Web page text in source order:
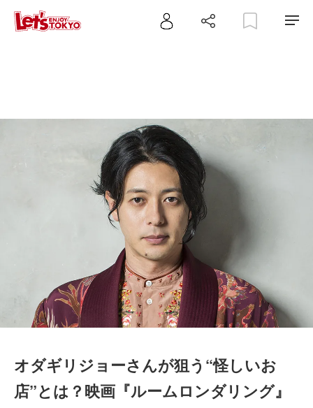
オダギリジョーさんが狙う“怪しいお
店”とは？映画『ルームロンダリング』